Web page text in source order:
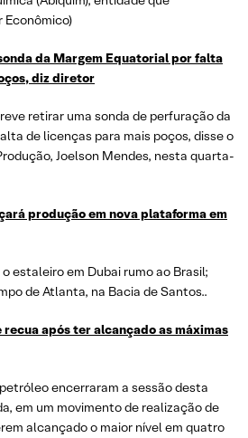
Econômico)
da Margem Equatorial por falta
diz diretor
retirar uma sonda de perfuração da
de licenças para mais poços, disse o
Joelson Mendes, nesta quarta-
produção em nova plataforma em
estaleiro em Dubai rumo ao Brasil;
de Atlanta, na Bacia de Santos..
após ter alcançado as máximas
encerraram a sessão desta
em um movimento de realização de
alcançado o maior nível em quatro